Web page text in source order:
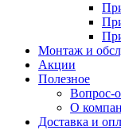
Монтаж и
Акции
Полезное
Вопрос-
О
Доставка и